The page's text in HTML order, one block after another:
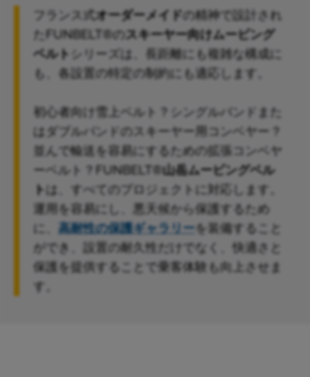
フランス式オーダーメイドの精神で設計され
たFUNBELT®のスキーヤー向けムービング
ベルト
シリーズは、長距離にも複雑な構成に
も、各設置の特定の制約にも適応します。
初心者向け雪上ベルト？シングルバンドまた
はダブルバンドのスキーヤー用コンベヤー？
並んで輸送を容易にするための拡張コンベヤ
ーベルト？FUNBELT®山岳ムービングベル
ト は、すべてのプロジェクトに対応します。
運用を容易にし、悪天候から保護するため
に、 高耐性の保護ギャラリーを装備すること
ができ、設置の耐久性だけでなく、快適さと
保護を提供することで乗客体験も向上させま
す。